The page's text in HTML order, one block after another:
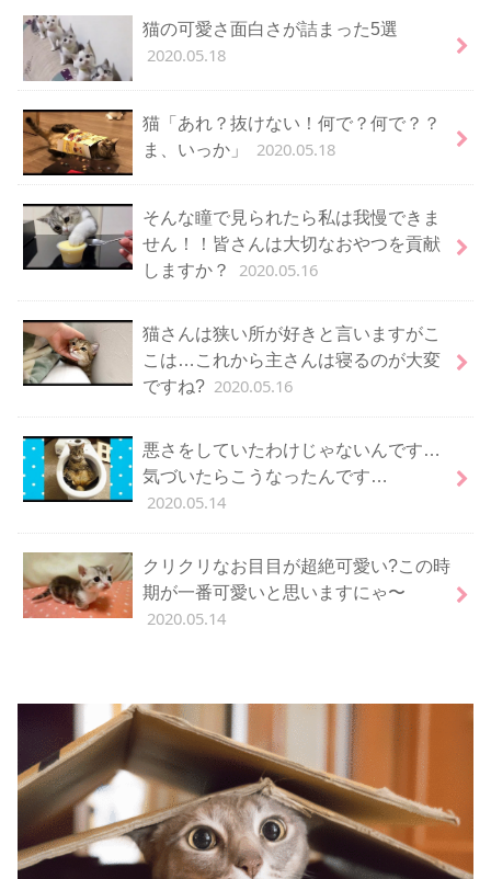
猫の可愛さ面白さが詰まった5選
2020.05.18
猫「あれ？抜けない！何で？何で？？
ま、いっか」
2020.05.18
そんな瞳で見られたら私は我慢できま
せん！！皆さんは大切なおやつを貢献
しますか？
2020.05.16
猫さんは狭い所が好きと言いますがこ
こは…これから主さんは寝るのが大変
ですね? 2020.05.16
悪さをしていたわけじゃないんです…
気づいたらこうなったんです…
2020.05.14
クリクリなお目目が超絶可愛い?この時
期が一番可愛いと思いますにゃ〜
2020.05.14